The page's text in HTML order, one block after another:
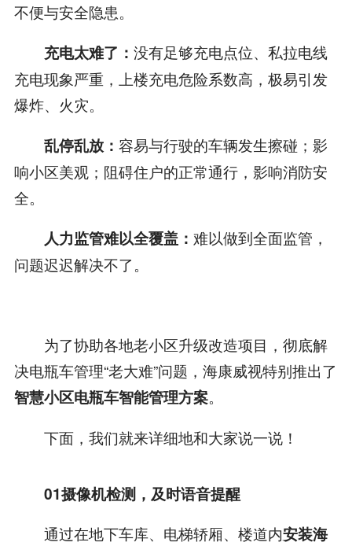
不便与安全隐患。
充电太难了： 没有足够充电点位、私拉电线
充电现象严重，上楼充电危险系数高，极易引发
爆炸、火灾。
乱停乱放： 容易与行驶的车辆发生擦碰；影
响小区美观；阻碍住户的正常通行，影响消防安
全。
人力监管难以全覆盖： 难以做到全面监管，
问题迟迟解决不了。
为了协助各地老小区升级改造项目，彻底解
决电瓶车管理“老大难”问题，海康威视特别推出了
智慧小区电瓶车智能管理方案。
下面，我们就来详细地和大家说一说！
01摄像机检测，及时语音提醒
通过在地下车库、电梯轿厢、楼道内安装海